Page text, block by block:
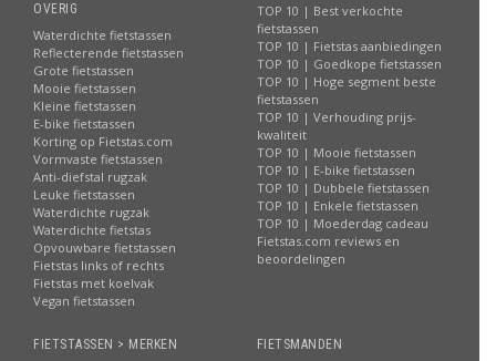
OVERIG
Waterdichte fietstassen
Reflecterende fietstassen
Grote fietstassen
Mooie fietstassen
Kleine fietstassen
E-bike fietstassen
Korting op Fietstas.com
Vormvaste fietstassen
Anti-diefstal rugzak
Leuke fietstassen
Waterdichte rugzak
Waterdichte fietstas
Opvouwbare fietstassen
Fietstas links of rechts
Fietstas met koelvak
Vegan fietstassen
TOP 10 | Best verkochte
fietstassen
TOP 10 | Fietstas aanbiedingen
TOP 10 | Goedkope fietstassen
TOP 10 | Hoge segment beste
fietstassen
TOP 10 | Verhouding prijs-
kwaliteit
TOP 10 | Mooie fietstassen
TOP 10 | E-bike fietstassen
TOP 10 | Dubbele fietstassen
TOP 10 | Enkele fietstassen
TOP 10 | Moederdag cadeau
Fietstas.com reviews en
beoordelingen
FIETSTASSEN > MERKEN FIETSMANDEN